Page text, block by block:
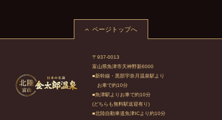
ページトップへ
〒937-0013
富山県魚津市天神野新6000
■新幹線・黒部宇奈月温泉駅より
お車で約10分
■魚津駅よりお車で約10分
(どちらも無料駅送迎有り)
■北陸自動車道魚津ICより約10分